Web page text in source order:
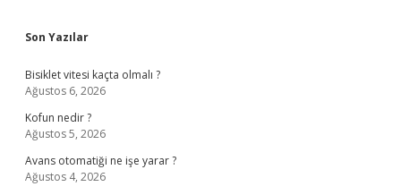
Sidebar
Son Yazılar
Bisiklet vitesi kaçta olmalı ?
Ağustos 6, 2026
Kofun nedir ?
Ağustos 5, 2026
Avans otomatiği ne işe yarar ?
Ağustos 4, 2026